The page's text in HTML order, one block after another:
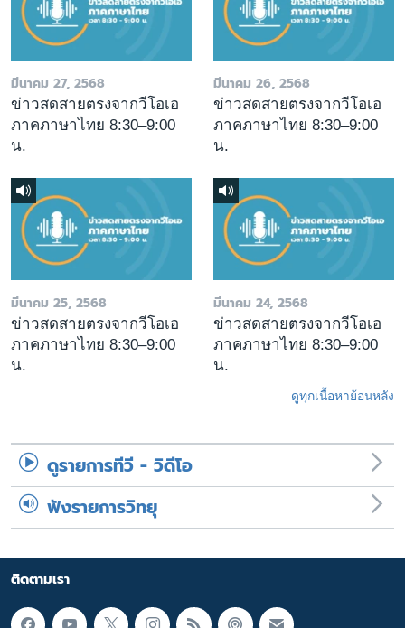
มีนาคม 27, 2568
ข่าวสดสายตรงจากวีโอเอ
ภาคภาษาไทย 8:30–9:00
น.
มีนาคม 26, 2568
ข่าวสดสายตรงจากวีโอเอ
ภาคภาษาไทย 8:30–9:00
น.
มีนาคม 25, 2568
ข่าวสดสายตรงจากวีโอเอ
ภาคภาษาไทย 8:30–9:00
น.
มีนาคม 24, 2568
ข่าวสดสายตรงจากวีโอเอ
ภาคภาษาไทย 8:30–9:00
น.
ดูทุกเนื้อหาย้อนหลัง
ดูรายการทีวี - วิดีโอ
ฟังรายการวิทยุ
ติดตามเรา